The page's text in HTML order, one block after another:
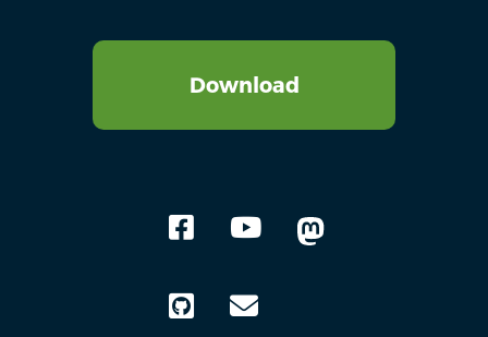
Download